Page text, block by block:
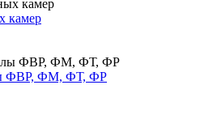
камер
ФВР, ФМ, ФТ, ФР